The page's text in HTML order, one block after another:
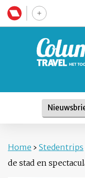
Home › Stedentrips
de stad en